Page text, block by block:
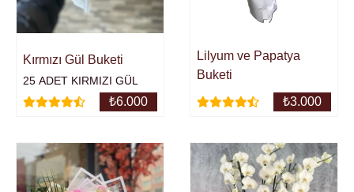
Kırmızı Gül Buketi
25 ADET KIRMIZI GÜL
₺6.000
Lilyum ve Papatya
Buketi
₺3.000